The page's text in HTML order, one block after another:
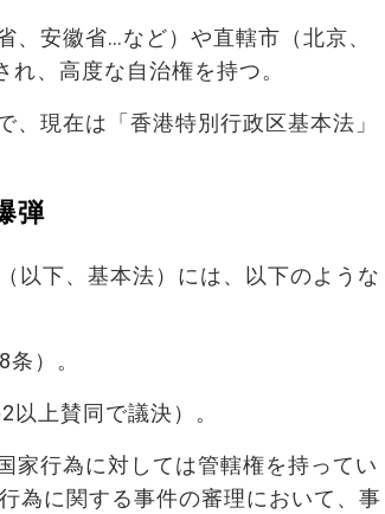
安徽省…など）や直轄市（北京、
、高度な自治権を持つ。
現在は「香港特別行政区基本法」
弾
以下、基本法）には、以下のような
）。
上賛同で議決）。
家行為に対しては管轄権を持ってい
為に関する事件の審理において、事